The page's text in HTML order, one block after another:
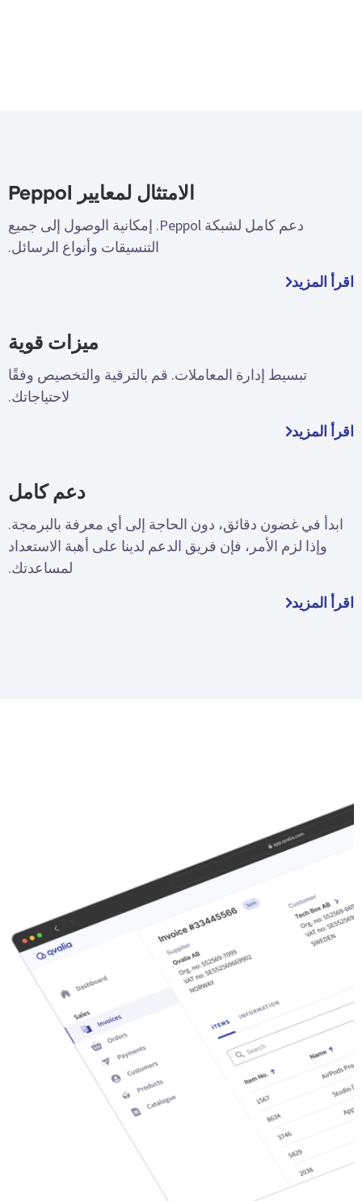
الامتثال لمعايير Peppol
دعم كامل لشبكة Peppol. إمكانية الوصول إلى جميع
التنسيقات وأنواع الرسائل.
اقرأ المزيد
ميزات قوية
تبسيط إدارة المعاملات. قم بالترقية والتخصيص وفقًا
لاحتياجاتك.
اقرأ المزيد
دعم كامل
ابدأ في غضون دقائق، دون الحاجة إلى أي معرفة بالبرمجة.
وإذا لزم الأمر، فإن فريق الدعم لدينا على أهبة الاستعداد
لمساعدتك.
اقرأ المزيد